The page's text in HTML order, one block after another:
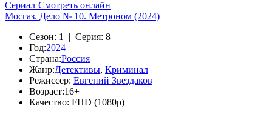
Сериал Смотреть онлайн
Мосгаз. Дело № 10. Метроном (2024)
Сезон: 1 | Серия: 8
Год:2024
Страна:Россия
Жанр:Детективы, Криминал
Режиссер: Евгений Звездаков
Возраст:16+
Качество: FHD (1080p)